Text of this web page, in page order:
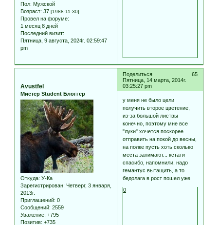
Пол: Мужской
Возраст: 37 [1988-11-30]
Провел на форуме:
1 месяц 8 дней
Последний визит:
Пятница, 9 августа, 2024г. 02:59:47
pm
Поделиться
65
Пятница, 14 марта, 2014г.
03:25:27 pm
Avustfel
Мистер Student Блоггер
Откуда: У-Ка
Зарегистрирован: Четверг, 3 января,
2013г.
Приглашений: 0
Сообщений: 2559
Уважение: +795
Позитив: +735
у меня не было цели
получить второе цветение,
из-за большой листвы
конечно, поэтому мне все
"луки" хочется поскорее
отправить на покой до весны,
на полке пусть хоть сколько
места занимают... кстати
спасибо, напомнили, надо
гемантус вытащить, а то
бедолага в рост пошел уже
0